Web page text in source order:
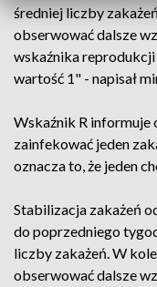
średniej liczby
obserwować dalsze
wskaźnika reprodukcji
wartość 1" - napisał
Wskaźnik R informuje
zainfekować jeden
oznacza to, że jeden
Stabilizacja zakażeń
do poprzedniego
liczby zakażeń. W
obserwować dalsze